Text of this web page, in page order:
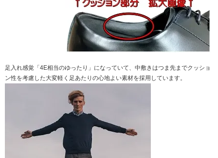
足入れ感覚「4E相当のゆったり」になっていて、中敷きはつま先までクッショ
ン性を考慮した大変軽く足あたりの心地よい素材を採用しています。